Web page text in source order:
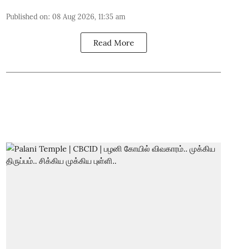
Published on: 08 Aug 2026, 11:35 am
Read More